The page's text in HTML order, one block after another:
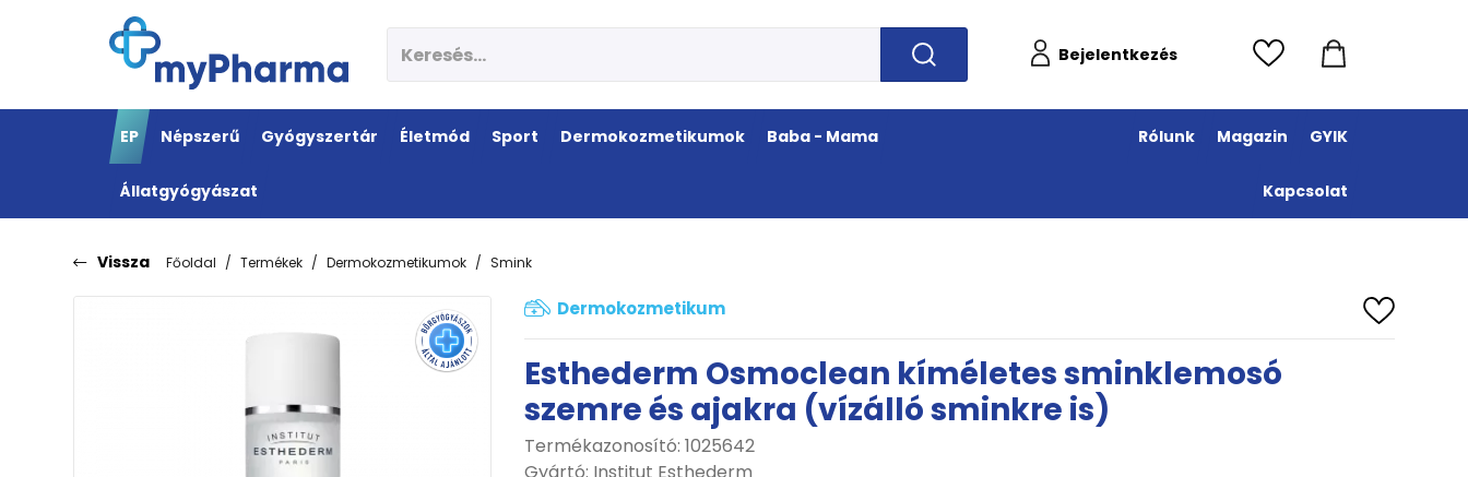
Bejelentkezés
EP Népszerű Gyógyszertár Életmód Sport Dermokozmetikumok Baba - Mama
Állatgyógyászat
Rólunk Magazin GYIK
Kapcsolat
Vissza Főoldal Termékek Dermokozmetikumok Smink
Dermokozmetikum
Esthederm Osmoclean kíméletes sminklemosó
szemre és ajakra (vízálló sminkre is)
Termékazonosító: 1025642